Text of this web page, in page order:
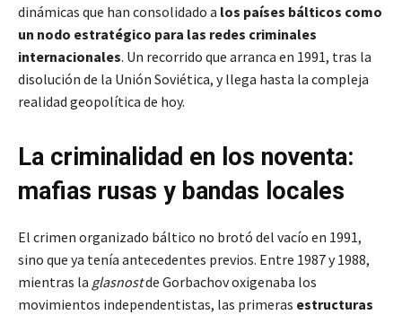
dinámicas que han consolidado a los países bálticos como
un nodo estratégico para las redes criminales
internacionales. Un recorrido que arranca en 1991, tras la
disolución de la Unión Soviética, y llega hasta la compleja
realidad geopolítica de hoy.
La criminalidad en los noventa:
mafias rusas y bandas locales
El crimen organizado báltico no brotó del vacío en 1991,
sino que ya tenía antecedentes previos. Entre 1987 y 1988,
mientras la glasnostde Gorbachov oxigenaba los
movimientos independentistas, las primeras estructuras